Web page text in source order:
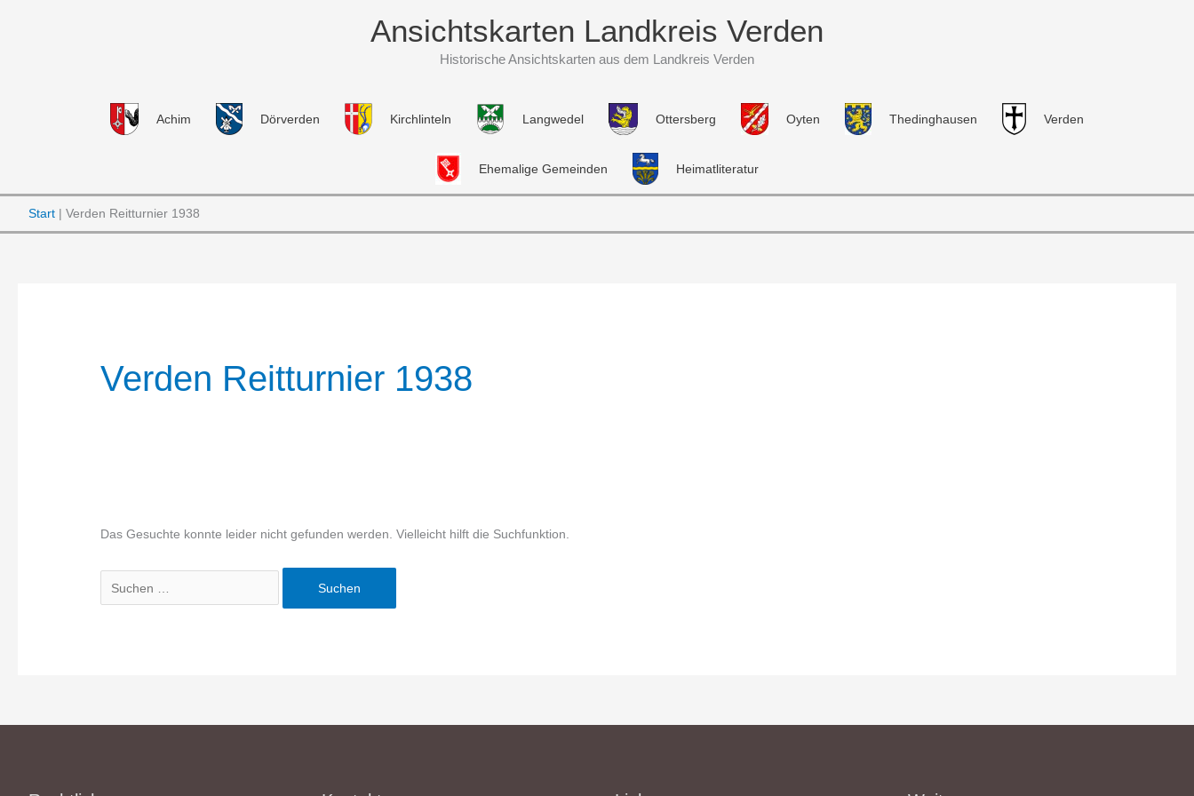
Ansichtskarten Landkreis Verden
Historische Ansichtskarten aus dem Landkreis Verden
Achim Dörverden Kirchlinteln Langwedel Ottersberg Oyten Thedinghausen Verden
Ehemalige Gemeinden Heimatliteratur
Start Verden Reitturnier 1938
Verden Reitturnier 1938
Das Gesuchte konnte leider nicht gefunden werden. Vielleicht hilft die Suchfunktion.
nach: